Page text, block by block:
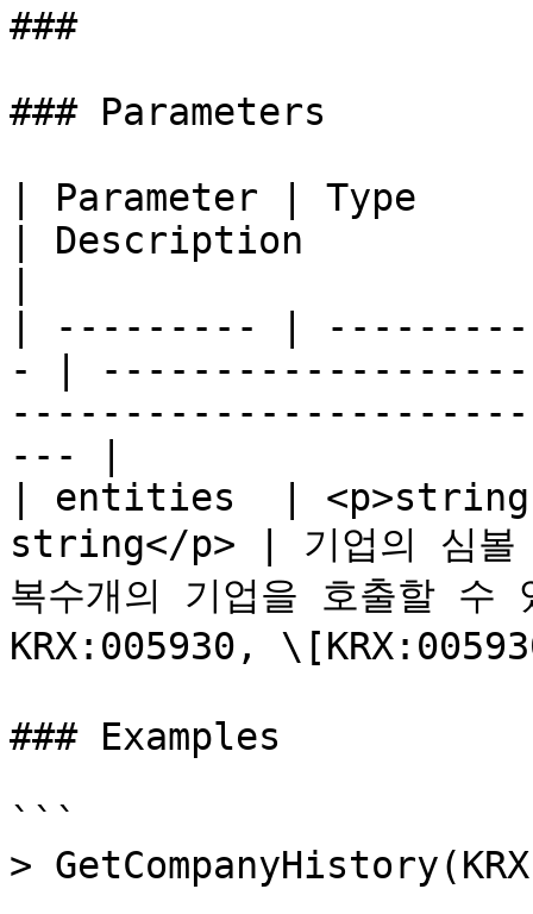
###
### Parameters
| Parameter | Type
| Description
| --------- |
- |
--- |
| entities  |
string</p> | 기업의 심볼
복수개의 기업을 호출할
KRX:005930,
### Examples
```
>